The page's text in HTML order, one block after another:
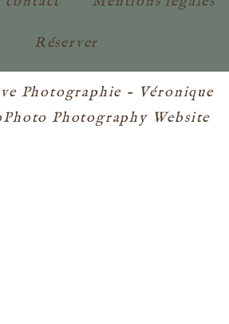
Réserver
Photographie - Véronique
Photography Website